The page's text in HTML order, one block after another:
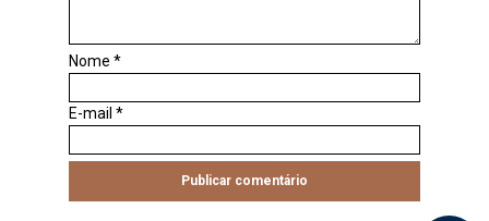
Nome *
E-mail *